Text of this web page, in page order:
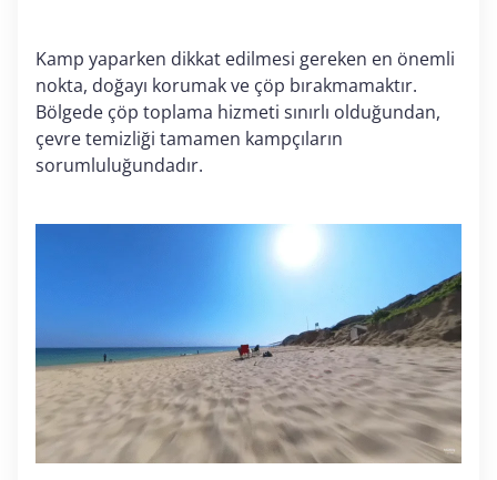
Kamp yaparken dikkat edilmesi gereken en önemli
nokta, doğayı korumak ve çöp bırakmamaktır.
Bölgede çöp toplama hizmeti sınırlı olduğundan,
çevre temizliği tamamen kampçıların
sorumluluğundadır.